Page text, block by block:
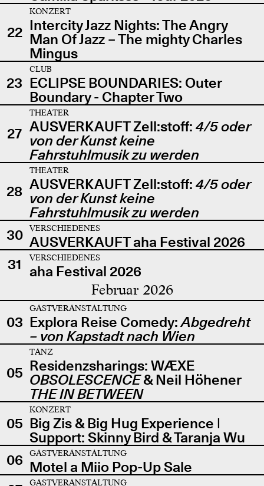
22
KONZERT
Intercity Jazz Nights: The Angry
Man Of Jazz – The mighty Charles
Mingus
23
CLUB
ECLIPSE BOUNDARIES: Outer
Boundary - Chapter Two
27
THEATER
AUSVERKAUFT Zell:stoff: 4/5 oder
von der Kunst keine
Fahrstuhlmusik zu werden
28
THEATER
AUSVERKAUFT Zell:stoff: 4/5 oder
von der Kunst keine
Fahrstuhlmusik zu werden
30
VERSCHIEDENES
AUSVERKAUFT aha Festival 2026
31
VERSCHIEDENES
aha Festival 2026
Februar 2026
03
GASTVERANSTALTUNG
Explora Reise Comedy:Abgedreht
– von Kapstadt nach Wien
05
TANZ
Residenzsharings: WÆXE
OBSOLESCENCE& Neil Höhener
THE IN BETWEEN
05
KONZERT
Big Zis & Big Hug Experience |
Support: Skinny Bird & Taranja Wu
06
GASTVERANSTALTUNG
Motel a Miio Pop-Up Sale
GASTVERANSTALTUNG